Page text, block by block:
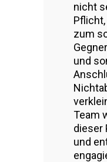
nicht
zum
und
Team
dieser
und